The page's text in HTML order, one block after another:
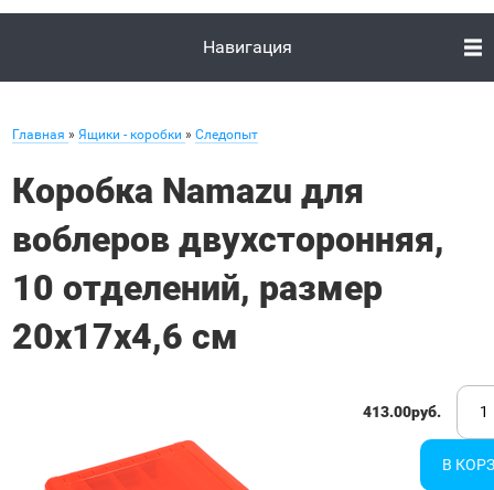
Навигация
Главная » Ящики - коробки » Следопыт
Коробка Namazu для
воблеров двухсторонняя,
10 отделений, размер
20х17х4,6 см
413.00руб.